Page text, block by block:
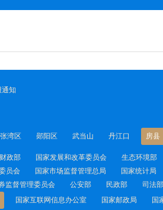
通知
张湾区 郧阳区 武当山 丹江口 房县
财政部 国家发展和改革委员会 生态环境部
员会 国家市场监督管理总局 国家统计局
监督管理委员会 公安部 民政部 司法部
国家互联网信息办公室 国家邮政局 国